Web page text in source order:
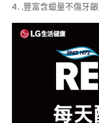
4. ,豐富含蠟量不傷牙齦